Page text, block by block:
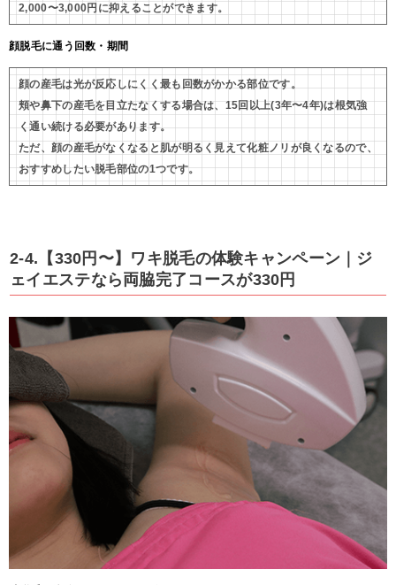
2,000〜3,000円に抑えることができます。
顔脱毛に通う回数・期間
顔の産毛は光が反応しにくく最も回数がかかる部位です。
頬や鼻下の産毛を目立たなくする場合は、15回以上(3年〜4年)は根気強
く通い続ける必要があります。
ただ、顔の産毛がなくなると肌が明るく見えて化粧ノリが良くなるので、
おすすめしたい脱毛部位の1つです。
2-4.【330円〜】ワキ脱毛の体験キャンペーン｜ジ
ェイエステなら両脇完了コースが330円